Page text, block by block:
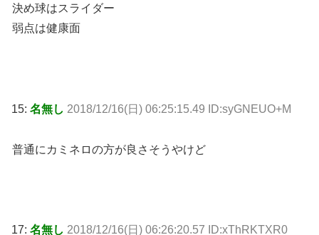
決め球はスライダー
弱点は健康面
15: 名無し 2018/12/16(日) 06:25:15.49 ID:syGNEUO+M
普通にカミネロの方が良さそうやけど
17: 名無し 2018/12/16(日) 06:26:20.57 ID:xThRKTXR0